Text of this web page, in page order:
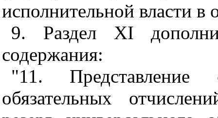
исполнительной власти в
9. Раздел ХI
содержания:
"11.
обязательных